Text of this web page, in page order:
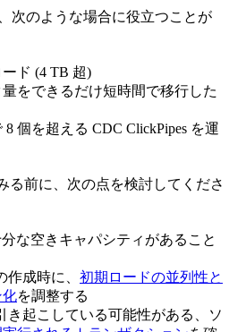
次のような場合に役立つことが
ド (4 TB 超)
をできるだけ短時間で移行した
個を超える CDC ClickPipes を運
る前に、次の点を検討してくださ
な空きキャパシティがあること
作成時に、 初期ロードの並列性と
化を調整する
き起こしている可能性がある、ソ